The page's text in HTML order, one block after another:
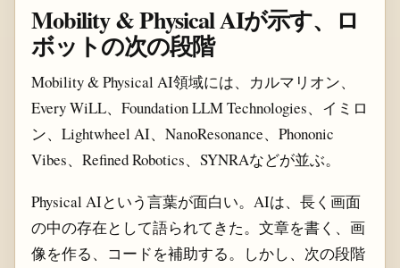
Mobility & Physical AIが示す、ロ
ボットの次の段階
Mobility & Physical AI領域には、カルマリオン、
Every WiLL、Foundation LLM Technologies、イミロ
ン、Lightwheel AI、NanoResonance、Phononic
Vibes、Refined Robotics、SYNRAなどが並ぶ。
Physical AIという言葉が面白い。AIは、長く画面
の中の存在として語られてきた。文章を書く、画
像を作る、コードを補助する。しかし、次の段階